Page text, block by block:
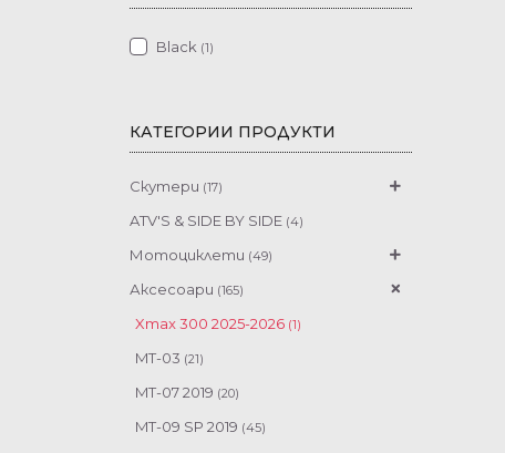
Black (1)
КАТЕГОРИИ ПРОДУКТИ
Скутери (17)
Sport Scooters (12)
Urban Mobility (5)
ATV'S & SIDE BY SIDE (4)
Мотоциклети (49)
Supersport (7)
Hyper Naked (9)
Sport Heritage
Sport Touring (8)
Adventure (3)
Аксесоари (165)
Xmax 300 2025-2026 (1)
MT-03 (21)
MT-07 2019 (20)
MT-09 SP 2019 (45)